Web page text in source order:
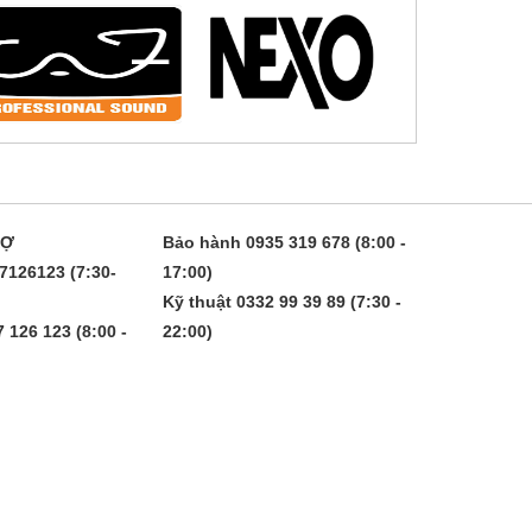
(7:30-
126 123 (8:00 -
Bảo hành 0935 319 678 (8:00 -
17:00)
Kỹ thuật 0332 99 39 89 (7:30 -
22:00)